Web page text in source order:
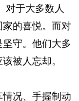
于大多数人
的喜悦。而对
守。他们大多
被人忘却。
况、手握制动